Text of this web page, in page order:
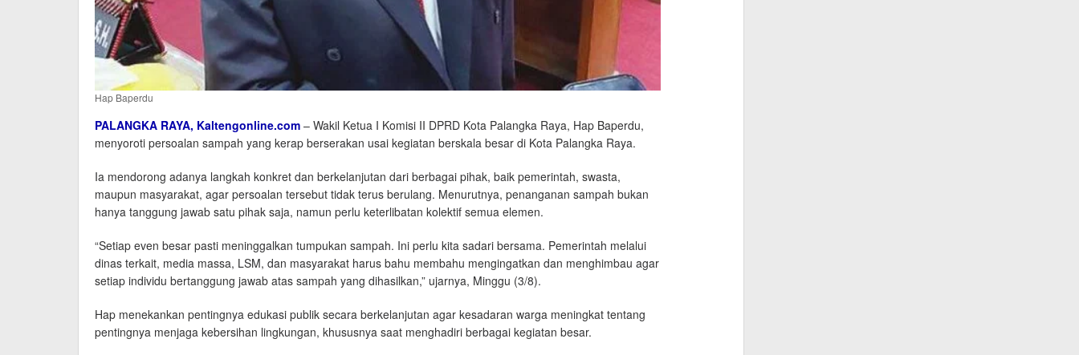
Hap Baperdu
PALANGKA RAYA, Kaltengonline.com – Wakil Ketua I Komisi II DPRD Kota Palangka Raya, Hap Baperdu,
menyoroti persoalan sampah yang kerap berserakan usai kegiatan berskala besar di Kota Palangka Raya.
Ia mendorong adanya langkah konkret dan berkelanjutan dari berbagai pihak, baik pemerintah, swasta,
maupun masyarakat, agar persoalan tersebut tidak terus berulang. Menurutnya, penanganan sampah bukan
hanya tanggung jawab satu pihak saja, namun perlu keterlibatan kolektif semua elemen.
“Setiap even besar pasti meninggalkan tumpukan sampah. Ini perlu kita sadari bersama. Pemerintah melalui
dinas terkait, media massa, LSM, dan masyarakat harus bahu membahu mengingatkan dan menghimbau agar
setiap individu bertanggung jawab atas sampah yang dihasilkan,” ujarnya, Minggu (3/8).
Hap menekankan pentingnya edukasi publik secara berkelanjutan agar kesadaran warga meningkat tentang
pentingnya menjaga kebersihan lingkungan, khususnya saat menghadiri berbagai kegiatan besar.